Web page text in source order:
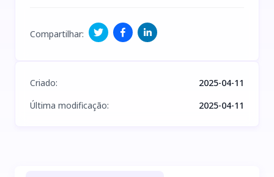
Compartilhar:
Criado:
2025-04-11
Última modificação: 2025-04-11